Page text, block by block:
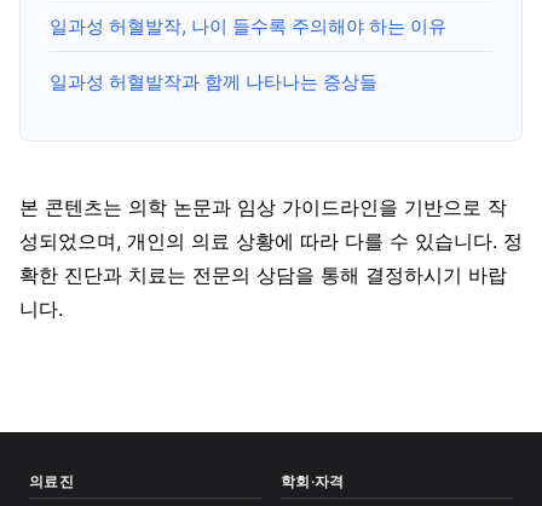
일과성 허혈발작, 나이 들수록 주의해야 하는 이유
일과성 허혈발작과 함께 나타나는 증상들
본 콘텐츠는 의학 논문과 임상 가이드라인을 기반으로 작
성되었으며, 개인의 의료 상황에 따라 다를 수 있습니다. 정
확한 진단과 치료는 전문의 상담을 통해 결정하시기 바랍
니다.
의료진 학회·자격